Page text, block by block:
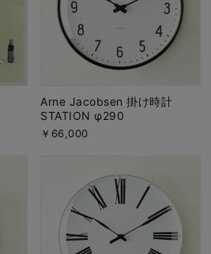
Arne Jacobsen 掛け時計
STATION φ290
￥66,000